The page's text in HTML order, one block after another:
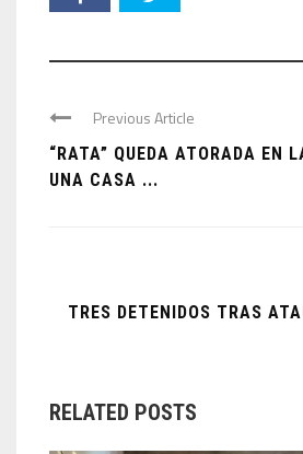
Previous Article
“RATA” QUEDA ATORADA EN
UNA CASA ...
TRES DETENIDOS TRAS
RELATED POSTS